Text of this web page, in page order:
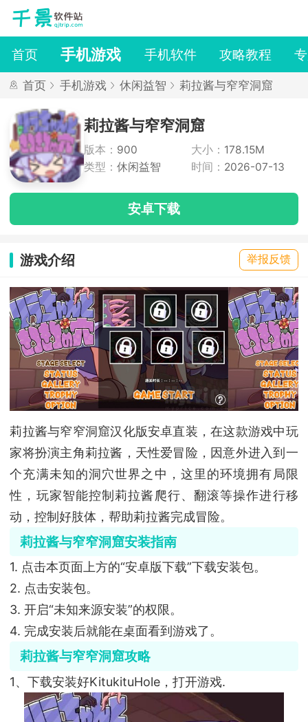
首页 手机游戏 手机软件 攻略教程
首页 手机游戏 休闲益智 莉拉酱与窄窄洞窟
莉拉酱与窄窄洞窟
版本： 900 大小： 178.15M
类型： 休闲益智 时间： 2026-07-13
安卓下载
游戏介绍 举报反馈
莉拉酱与窄窄洞窟汉化版安卓直装，在这款游戏中玩
家将扮演主角莉拉酱，天性爱冒险，因意外进入到一
个充满未知的洞穴世界之中，这里的环境拥有局限
性，玩家智能控制莉拉酱爬行、翻滚等操作进行移
动，控制好肢体，帮助莉拉酱完成冒险。
莉拉酱与窄窄洞窟安装指南
1. 点击本页面上方的“安卓版下载”下载安装包。
2. 点击安装包。
3. 开启“未知来源安装”的权限。
4. 完成安装后就能在桌面看到游戏了。
莉拉酱与窄窄洞窟攻略
1、下载安装好KitukituHole，打开游戏.